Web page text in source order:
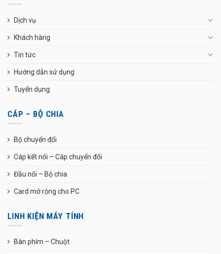
Dịch vụ
Khách hàng
Tin tức
Hướng dẫn sử dụng
Tuyển dụng
CÁP – BỘ CHIA
Bộ chuyển đổi
Cáp kết nối – Cáp chuyển đổi
Đầu nối – Bộ chia
Card mở rộng cho PC
LINH KIỆN MÁY TÍNH
Bàn phím – Chuột